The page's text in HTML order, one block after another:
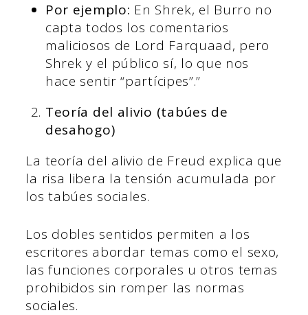
Por ejemplo: En Shrek, el Burro no
capta todos los comentarios
maliciosos de Lord Farquaad, pero
Shrek y el público sí, lo que nos
hace sentir “partícipes”.”
Teoría del alivio (tabúes de
desahogo)
La teoría del alivio de Freud explica que
la risa libera la tensión acumulada por
los tabúes sociales.
Los dobles sentidos permiten a los
escritores abordar temas como el sexo,
las funciones corporales u otros temas
prohibidos sin romper las normas
sociales.